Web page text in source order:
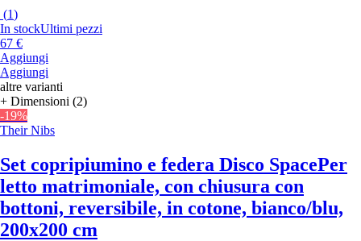
(1)
In stockUltimi pezzi
67 €
Aggiungi
Aggiungi
altre varianti
+ Dimensioni (2)
-19%
Their Nibs
Set copripiumino e federa Disco SpacePer
letto matrimoniale, con chiusura con
bottoni, reversibile, in cotone, bianco/blu,
200x200 cm